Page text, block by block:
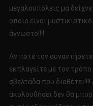
μεγαλουπόλεις μα
οποιο είναι
άγνωστο!!!!
Αν ποτέ τον
εκπλαγείτε με τον
σβελτάδα που
ακολουθήσει δεν θα